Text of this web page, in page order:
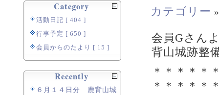
カテゴリー
会員Gさん
背山城跡整
＊＊＊＊＊
＊＊＊＊＊
Category
活動日記 [ 404 ]
行事予定 [ 650 ]
会員からのたより [ 15 ]
Recently
６月１４日分 鹿背山城